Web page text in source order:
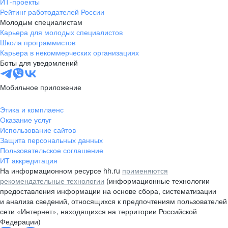
Рейтинг работодателей России
Молодым специалистам
Карьера для молодых специалистов
Школа программистов
Карьера в некоммерческих организациях
Боты для уведомлений
Мобильное приложение
Этика и комплаенс
Оказание услуг
Использование сайтов
Защита персональных данных
Пользовательское соглашение
ИТ аккредитация
На информационном ресурсе hh.ru применяются
рекомендательные технологии (информационные технологии
предоставления информации на основе сбора, систематизации
и анализа сведений, относящихся к предпочтениям пользователей
сети «Интернет», находящихся на территории Российской
Федерации)